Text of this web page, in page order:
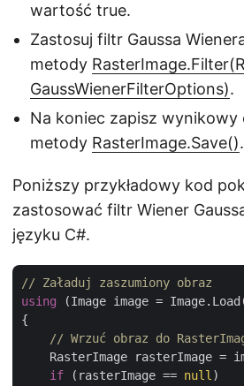
wartość true.
Zastosuj filtr Gaussa
metody
GaussWienerFilterOptions).
Na koniec zapisz wynikowy
metody RasterImage.Save().
Poniższy przykładowy kod
zastosować filtr Wiener
języku C#.
// Załaduj zaszumiony obraz
using (Image image =
{
// Wrzuć obraz do
RasterImage rasterImage =
if (rasterImage == null )